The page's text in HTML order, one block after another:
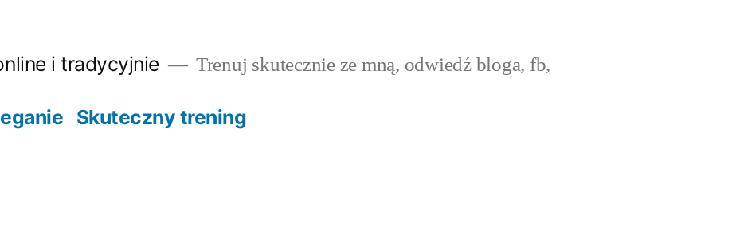
i tradycyjnie
Trenuj skutecznie ze mną, odwiedź bloga, fb,
Skuteczny trening